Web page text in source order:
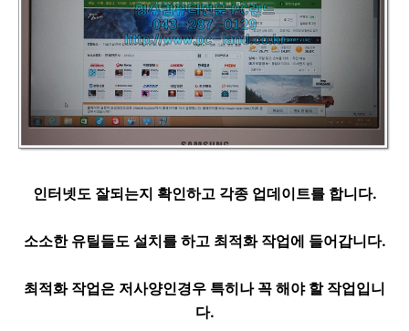
인터넷도 잘되는지 확인하고 각종 업데이트를 합니다.
소소한 유틸들도 설치를 하고 최적화 작업에 들어갑니다.
최적화 작업은 저사양인경우 특히나 꼭 해야 할 작업입니
다.